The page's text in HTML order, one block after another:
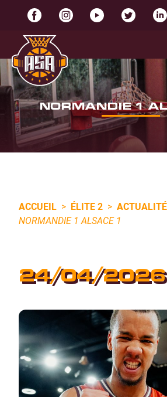
NORMANDIE 1
ACCUEIL > ÉLITE 2 >
NORMANDIE 1 ALSACE 1
24/04/2026